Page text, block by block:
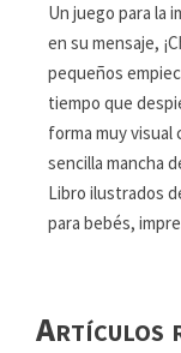
Un juego para la
en su mensaje,
pequeños
tiempo que
forma muy visual
sencilla mancha
Libro ilustrados
para bebés,
Artículos